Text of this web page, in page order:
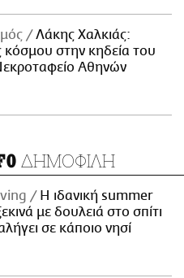
Λάκης Χαλκιάς:
κόσμου στην κηδεία του
Αθηνών
ΔΗΜΟΦΙΛΗ
Η ιδανική summer
με δουλειά στο σπίτι
σε κάποιο νησί